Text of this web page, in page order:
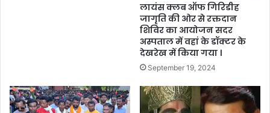
लायंस क्लब ऑफ गिरिडीह
जागृति की ओर से रक्तदान
शिविर का आयोजन सदर
अस्पताल में वहां के डॉक्टर के
देखरेख में किया गया ।
September 19, 2024